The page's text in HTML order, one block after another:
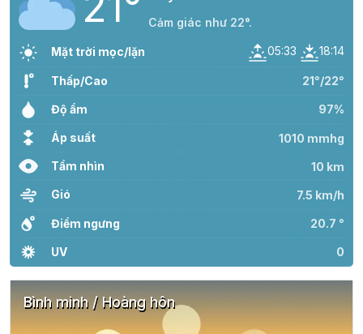
Cảm giác như 22°.
Mặt trời mọc/lặn 05:33 18:14
Thấp/Cao 21°/22°
Độ ẩm 97%
Áp suất 1010 mmhg
Tầm nhìn 10 km
Gió 7.5 km/h
Điểm ngưng 20.7 °
UV 0
Bình minh / Hoàng hôn